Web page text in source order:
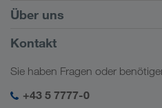
Kundenportal CONNECT
Digitale Lösungen
Branchenlösungen
Europa
Kaukasus
Zentralasien
Naher Osten
Über uns
Firmeninformation
Soziale Verantwortung
SHEQ-Management
Kontakt
Sie haben Fragen oder
+43 5 7777-0